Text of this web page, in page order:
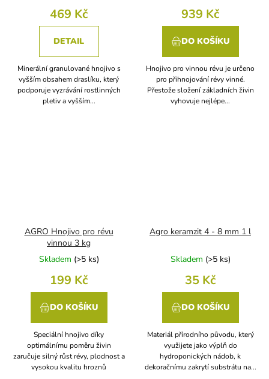
469 Kč
DETAIL
Minerální granulované hnojivo s
vyšším obsahem draslíku, který
podporuje vyzrávání rostlinných
pletiv a vyšším...
939 Kč
DO KOŠÍKU
Hnojivo pro vinnou révu je určeno
pro přihnojování révy vinné.
Přestože složení základních živin
vyhovuje nejlépe...
AGRO Hnojivo pro révu
vinnou 3 kg
Skladem (>5 ks)
199 Kč
DO KOŠÍKU
Speciální hnojivo díky
optimálnímu poměru živin
zaručuje silný růst révy, plodnost a
vysokou kvalitu hroznů
Agro keramzit 4 - 8 mm 1 l
Skladem (>5 ks)
35 Kč
DO KOŠÍKU
Materiál přírodního původu, který
využijete jako výplň do
hydroponických nádob, k
dekoračnímu zakrytí substrátu na...